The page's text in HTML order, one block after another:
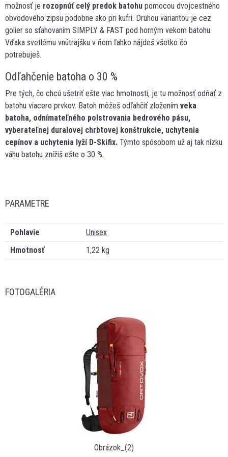
možnosť je rozopnúť celý predok batohu pomocou dvojcestného
obvodového zipsu podobne ako pri kufri. Druhou variantou je cez
golier so sťahovaním SIMPLY & FAST pod horným vekom batohu.
Vďaka svetlému vnútrajšku v ňom ľahko nájdeš všetko čo
potrebuješ.
Odľahčenie batoha o 30 %
Pre tých, čo chcú ušetriť ešte viac hmotnosti, je tu možnosť odňať z
batohu viacero prvkov. Batoh môžeš odľahčiť zložením veka
batoha, odnímateľného polstrovania bedrového pásu,
vyberateľnej duralovej chrbtovej konštrukcie, uchytenia
cepínov a uchytenia lyží D-Skifix. Týmto spôsobom už aj tak nízku
váhu batohu znížiš ešte o 30 %.
PARAMETRE
Pohlavie
Unisex
Hmotnosť
1,22 kg
FOTOGALÉRIA
Obrázok_(2)